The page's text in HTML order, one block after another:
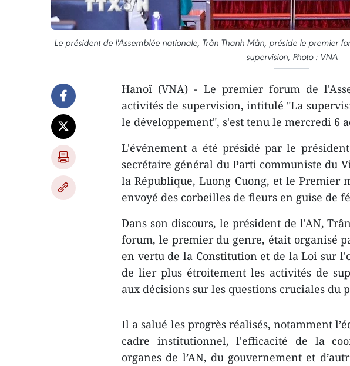
Le président de l'Assemblée nationale, Trân Thanh Mân, préside le premier
supervision, Photo : VNA
Hanoï (VNA) - Le premier forum de
activités de supervision, intitulé "La
le développement", s'est tenu le mercredi 6
L'événement a été présidé par le
secrétaire général du Parti communiste du
la République, Luong Cuong, et le Premier
envoyé des corbeilles de fleurs en guise de
Dans son discours, le président de l'AN,
forum, le premier du genre, était organisé
en vertu de la Constitution et de la Loi sur
de lier plus étroitement les activités de
aux décisions sur les questions cruciales du
Il a salué les progrès réalisés, notamment
cadre institutionnel, l'efficacité de la
organes de l’AN, du gouvernement et